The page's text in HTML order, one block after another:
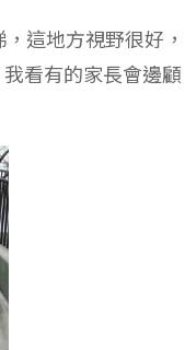
這地方視野很好，
看有的家長會邊顧